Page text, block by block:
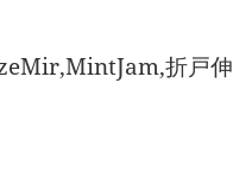
折戸伸